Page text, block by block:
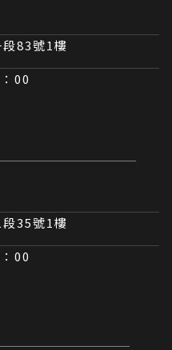
83號1樓
00
35號1樓
00